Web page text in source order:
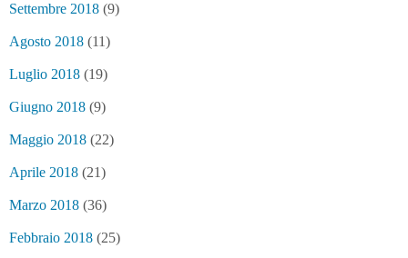
Settembre 2018 (9)
Agosto 2018 (11)
Luglio 2018 (19)
Giugno 2018 (9)
Maggio 2018 (22)
Aprile 2018 (21)
Marzo 2018 (36)
Febbraio 2018 (25)